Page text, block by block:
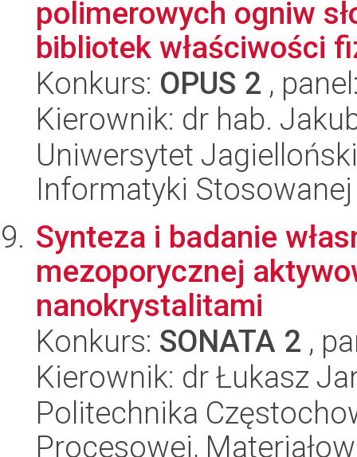
polimerowych ogniw
bibliotek właściwości
Konkurs: OPUS 2 ,
Kierownik: dr hab.
Uniwersytet
Informatyki Stosowanej
Synteza i badanie
mezoporycznej
nanokrystalitami
Konkurs: SONATA 2 ,
Kierownik: dr Łukasz
Politechnika
Procesowej,